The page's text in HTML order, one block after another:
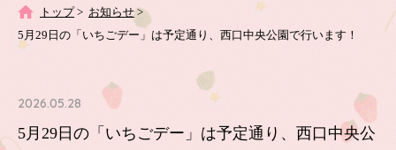
トップ> お知らせ>
5月29日の「いちごデー」は予定通り、西口中央公園で行います！
2026.05.28
5月29日の「いちごデー」は予定通り、西口中央公